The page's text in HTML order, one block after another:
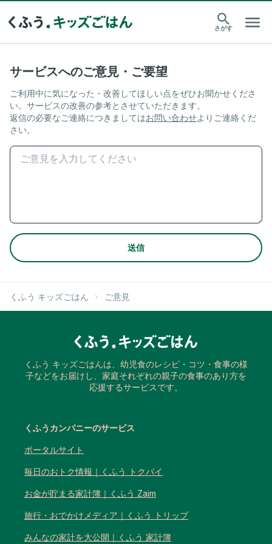
さがす
サービスへのご意見・ご要望
ご利用中に気になった・改善してほしい点をぜひお聞かせくださ
い。サービスの改善の参考とさせていただきます。
返信の必要なご連絡につきましてはお問い合わせよりご連絡くだ
さい。
送信
くふう キッズごはん ご意見
くふう キッズごはんは、幼児食のレシピ・コツ・食事の様
子などをお届けし、家庭それぞれの親子の食事のあり方を
応援するサービスです。
くふうカンパニーのサービス
ポータルサイト
毎日のおトク情報｜くふう トクバイ
お金が貯まる家計簿｜くふう Zaim
旅行・おでかけメディア｜くふう トリップ
みんなの家計を大公開｜くふう 家計簿